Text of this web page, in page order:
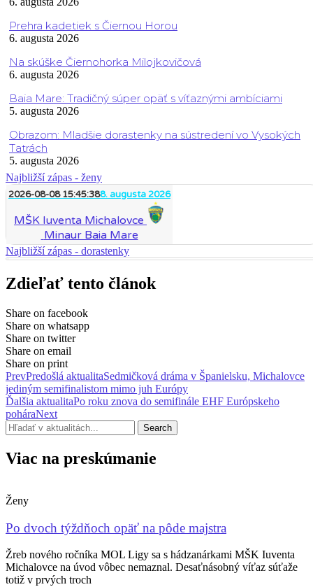
Prehra kadetiek s Čiernou Horou
6. augusta 2026
Na skúške Čiernohorka Milojkovičová
6. augusta 2026
Baia Mare: Tradičný súper opäť s víťaznými ambíciami
5. augusta 2026
Obrazom: Mladšie dorastenky na sústredení vo Vysokých
Tatrách
5. augusta 2026
Najbližší zápas - ženy
2026-08-08 15:45:388. augusta 2026
MŠK Iuventa Michalovce
Minaur Baia Mare
Najbližší zápas - dorastenky
Zdieľať tento článok
Share on facebook
Share on whatsapp
Share on twitter
Share on email
Share on print
PrevPredošlá aktualitaSedmičková dráma v Španielsku, Michalovce
jediným semifinalistom mimo juh Európy
Ďalšia aktualitaPo roku znova do semifinále EHF Európskeho
poháraNext
Search
Viac na preskúmanie
Ženy
Po dvoch týždňoch opäť na pôde majstra
Žreb nového ročníka MOL Ligy sa s hádzanárkami MŠK Iuventa
Michalovce na úvod vôbec nemaznal. Desaťnásobný víťaz súťaže
totiž v prvých troch